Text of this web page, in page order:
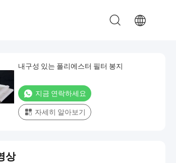
내구성 있는 폴리에스터 필터 봉지
지금 연락하세요
자세히 알아보기
상